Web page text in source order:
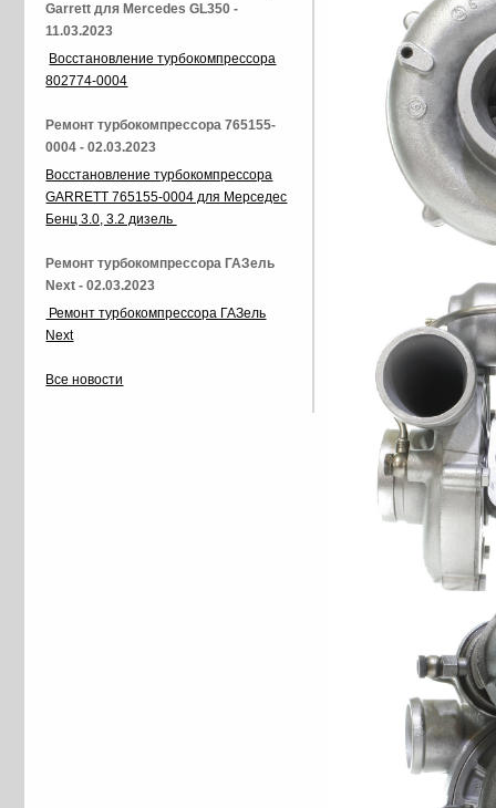
Garrett для Mercedes GL350 -
11.03.2023
Восстановление турбокомпрессора
802774-0004
Ремонт турбокомпрессора 765155-
0004 - 02.03.2023
Восстановление турбокомпрессора
GARRETT 765155-0004 для Мерседес
Бенц 3.0, 3.2 дизель
Ремонт турбокомпрессора ГАЗель
Next - 02.03.2023
Ремонт турбокомпрессора ГАЗель
Next
Все новости